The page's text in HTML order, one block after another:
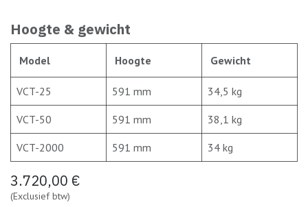
Hoogte & gewicht
Model Hoogte Gewicht
VCT-25 591 mm 34,5 kg
VCT-50 591 mm 38,1 kg
VCT-2000 591 mm 34 kg
3.720,00 €
(Exclusief btw)